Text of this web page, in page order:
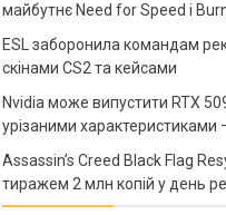
майбутнє Need for Speed і
ESL заборонила командам
скінами CS2 та кейсами
Nvidia може випустити RTX
урізаними характеристиками
Assassin’s Creed Black Flag
тиражем 2 млн копій у день